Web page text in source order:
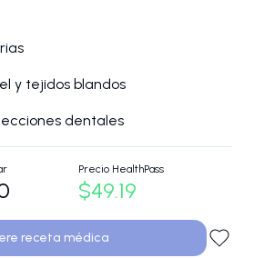
y tejidos blandos
dentales
Precio HealthPass
$49.19
receta médica